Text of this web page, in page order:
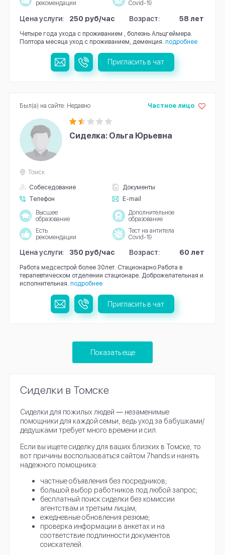
рекомендации
Covid-19
Цена услуги: 250 руб/час Возраст: 58 лет
Четыре года ухода с проживанием , болезнь Альцгеймера.
Полтора месяца уход с проживанием, деменция. подробнее
Пригласить в чат
Сиделка: Ольга Юрьевна
Собеседование
Документы
Телефон
E-mail
Частное лицо
Томск
Высшее
образование
Дополнительное
образование
Есть
рекомендации
Тест на антитела
Covid-19
Цена услуги: 350 руб/час Возраст: 60 лет
Работа медсестрой более 30лет. Стационарно.Работа в
терапевтическом отделении стационаре. Доброжелательная и
исполнительная. подробнее
Был(а) на сайте: Недавно
Пригласить в чат
Показать еще
Сиделки в Томске
Сиделки для пожилых людей ― незаменимые
помощники для каждой семьи, ведь уход за бабушками/
дедушками требует много времени и сил.
Если вы ищете сиделку для ваших близких в Томске, то
вот причины воспользоваться сайтом 7hands и нанять
надежного помощника:
частные объявления без посредников;
большой выбор работников под любой запрос;
бесплатный поиск сиделки без комиссии
агентствам и третьим лицам;
ежедневные обновления резюме;
проверка информации в анкетах и на
соответствие подлинности документов
соискателей.